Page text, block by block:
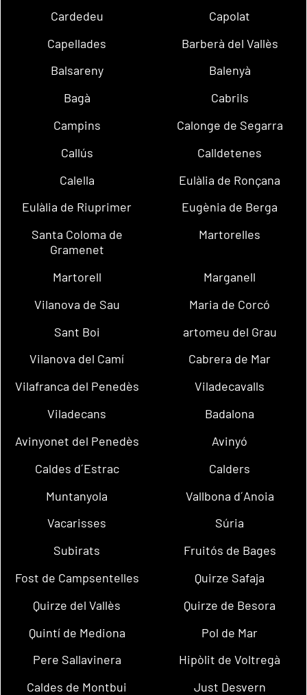
Cardedeu
Capolat
Capellades
Barberà del Vallès
Balsareny
Balenyà
Bagà
Cabrils
Campins
Calonge de Segarra
Callús
Calldetenes
Calella
Eulàlia de Ronçana
Eulàlia de Riuprimer
Eugènia de Berga
Santa Coloma de
Gramenet
Martorelles
Martorell
Marganell
Vilanova de Sau
Maria de Corcó
Sant Boi
artomeu del Grau
Vilanova del Camí
Cabrera de Mar
Vilafranca del Penedès
Viladecavalls
Viladecans
Badalona
Avinyonet del Penedès
Avinyó
Caldes d´Estrac
Calders
Muntanyola
Vallbona d´Anoia
Vacarisses
Súria
Subirats
Fruitós de Bages
Fost de Campsentelles
Quirze Safaja
Quirze del Vallès
Quirze de Besora
Quintí de Mediona
Pol de Mar
Pere Sallavinera
Hipòlit de Voltregà
Caldes de Montbui
Just Desvern